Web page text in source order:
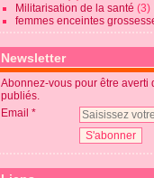
Militarisation de la santé (3)
femmes enceintes
Newsletter
Abonnez-vous pour être averti
publiés.
Email